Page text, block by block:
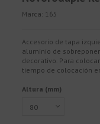
Marca: 165
Accesorio de tapa
aluminio de
decorativo. Para
tiempo de colocación
Altura (mm)